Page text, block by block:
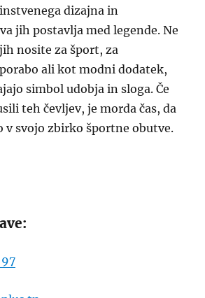
dizajna in
jih postavlja med legende. Ne
nosite za šport, za
ali kot modni dodatek,
simbol udobja in sloga. Če
teh čevljev, je morda čas, da
v svojo zbirko športne obutve.